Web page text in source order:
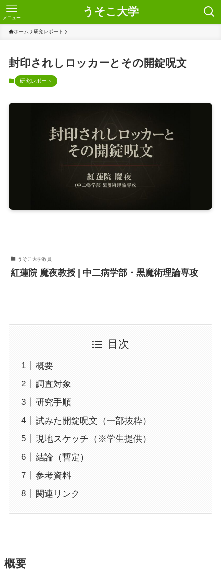
うそこ大学
メニュー
ホーム 研究レポート
封印されしロッカーとその開錠呪文
研究レポート
うそこ大学教員
紅蓮院 魔夜教授 | 中二病学部・黒魔術理論専攻
目次
概要
調査対象
研究手順
試みた開錠呪文（一部抜粋）
現地スケッチ（※学生提供）
結論（暫定）
参考資料
関連リンク
概要